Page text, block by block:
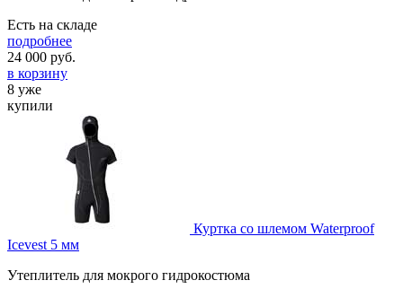
Есть на складе
подробнее
24 000 руб.
в корзину
8 уже
купили
Куртка со шлемом Waterproof
Icevest 5 мм
Утеплитель для мокрого гидрокостюма